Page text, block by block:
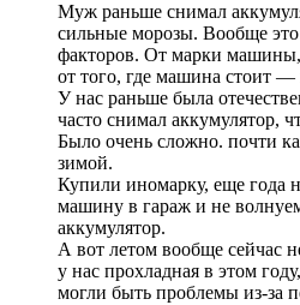
Муж раньше снимал
сильные морозы. Вообще
факторов. От марки
от того, где машина стоит —
У нас раньше была
часто снимал аккумулятор,
Было очень сложно. почти
зимой.
Купили иномарку, еще года
машину в гараж и не
аккумулятор.
А вот летом вообще сейчас
у нас прохладная в этом
могли быть проблемы из-за